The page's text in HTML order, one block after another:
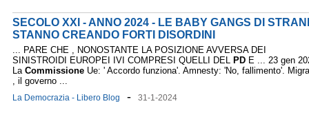
SECOLO XXI - ANNO 2024 - LE BABY GANGS DI
STANNO CREANDO FORTI DISORDINI
... PARE CHE , NONOSTANTE LA POSIZIONE AVVERSA DEI
SINISTROIDI EUROPEI IVI COMPRESI QUELLI DEL PD E ... 23 gen
La Commissione Ue: ' Accordo funziona'. Amnesty: 'No, fallimento'.
, il governo ...
La Democrazia - Libero Blog - 31-1-2024